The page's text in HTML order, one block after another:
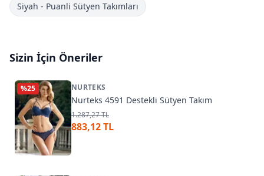
Siyah - Puanli Sütyen Takımları
Sizin İçin Öneriler
%25 NURTEKS
Nurteks 4591 Destekli Sütyen Takım
1.287,27 TL
883,12 TL